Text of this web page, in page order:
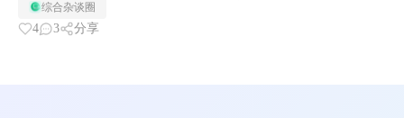
综合杂谈圈
4 3 分享